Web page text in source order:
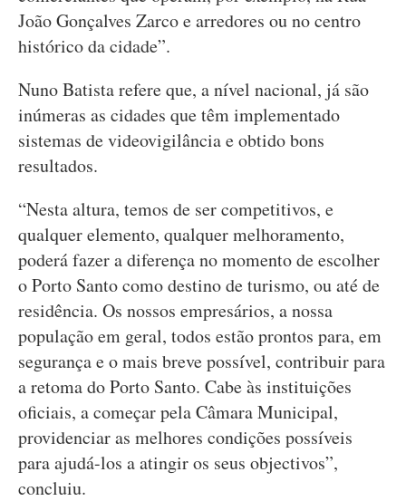
João Gonçalves Zarco e arredores ou no centro
histórico da cidade”.
Nuno Batista refere que, a nível nacional, já são
inúmeras as cidades que têm implementado
sistemas de videovigilância e obtido bons
resultados.
“Nesta altura, temos de ser competitivos, e
qualquer elemento, qualquer melhoramento,
poderá fazer a diferença no momento de escolher
o Porto Santo como destino de turismo, ou até de
residência. Os nossos empresários, a nossa
população em geral, todos estão prontos para, em
segurança e o mais breve possível, contribuir para
a retoma do Porto Santo. Cabe às instituições
oficiais, a começar pela Câmara Municipal,
providenciar as melhores condições possíveis
para ajudá-los a atingir os seus objectivos”,
concluiu.